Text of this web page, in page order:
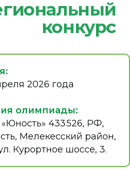
2026 года
олимпиады:
433 526, РФ,
Мелекесский район,
Курортное шоссе, 3.
2026 г